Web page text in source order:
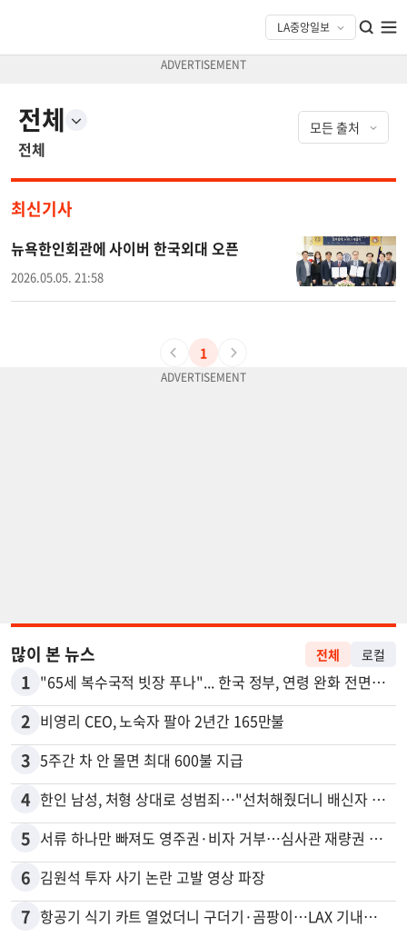
전체
전체
최신기사
뉴욕한인회관에 사이버 한국외대 오픈
2026.05.05. 21:58
1
많이 본 뉴스 전체 로컬
1 "65세 복수국적 빗장 푸나"... 한국 정부, 연령 완화 전면 추진
2 비영리 CEO, 노숙자 팔아 2년간 165만불
3 5주간 차 안 몰면 최대 600불 지급
4 한인 남성, 처형 상대로 성범죄…"선처해줬더니 배신자 취급"
5 서류 하나만 빠져도 영주권·비자 거부…심사관 재량권 대폭 확대
6 김원석 투자 사기 논란 고발 영상 파장
7 항공기 식기 카트 열었더니 구더기·곰팡이…LAX 기내식 업체 논란